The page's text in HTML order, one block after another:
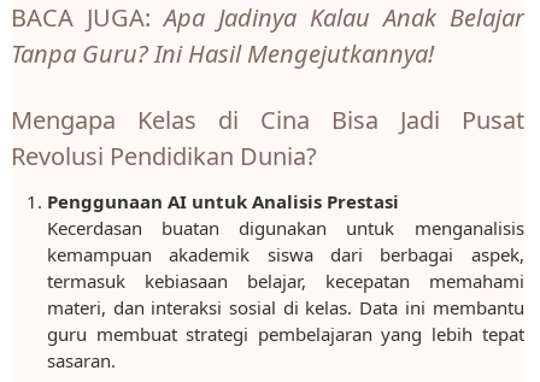
BACA JUGA:Apa Jadinya Kalau Anak Belajar
Tanpa Guru? Ini Hasil Mengejutkannya!
Mengapa Kelas di Cina Bisa Jadi Pusat
Revolusi Pendidikan Dunia?
Penggunaan AI untuk Analisis Prestasi
Kecerdasan buatan digunakan untuk menganalisis
kemampuan akademik siswa dari berbagai aspek,
termasuk kebiasaan belajar, kecepatan memahami
materi, dan interaksi sosial di kelas. Data ini membantu
guru membuat strategi pembelajaran yang lebih tepat
sasaran.